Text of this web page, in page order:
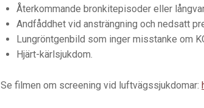
Återkommande bronkitepisoder eller
Andfåddhet vid ansträngning och nedsatt
Lungröntgenbild som inger misstanke om
Hjärt-kärlsjukdom.
Se filmen om screening vid luftvägssjukdomar: